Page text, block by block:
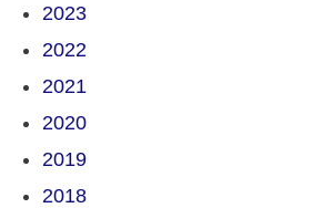
2023
2022
2021
2020
2019
2018